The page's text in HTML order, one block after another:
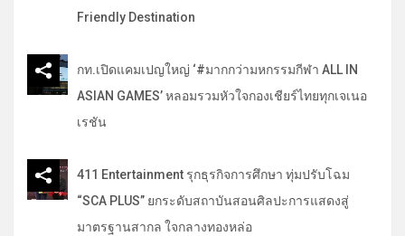
Friendly Destination
กท.เปิดแคมเปญใหญ่ ‘#มากกว่ามหกรรมกีฬา ALL IN
ASIAN GAMES’ หลอมรวมหัวใจกองเชียร์ไทยทุกเจเนอ
เรชัน
411 Entertainment รุกธุรกิจการศึกษา ทุ่มปรับโฉม
“SCA PLUS” ยกระดับสถาบันสอนศิลปะการแสดงสู่
มาตรฐานสากล ใจกลางทองหล่อ